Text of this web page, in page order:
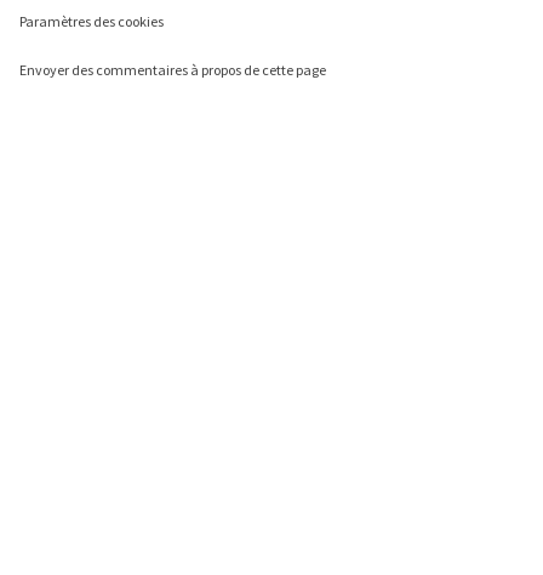
Paramètres des cookies
Envoyer des commentaires à propos de cette page